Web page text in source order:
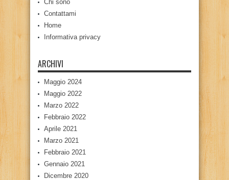
Chi sono
Contattami
Home
Informativa privacy
ARCHIVI
Maggio 2024
Maggio 2022
Marzo 2022
Febbraio 2022
Aprile 2021
Marzo 2021
Febbraio 2021
Gennaio 2021
Dicembre 2020